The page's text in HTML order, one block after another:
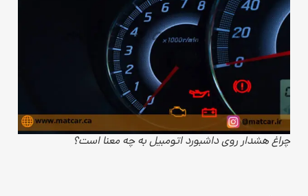
چراغ هشدار روی داشبورد اتومبیل به چه معنا است؟